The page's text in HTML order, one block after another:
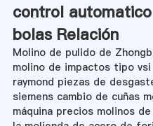
control
bolas Relación
Molino de pulido de
molino de impactos tipo vsi
raymond piezas de
siemens cambio de cuñas
máquina precios molinos